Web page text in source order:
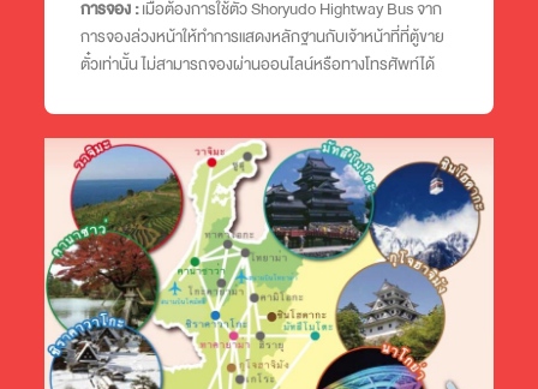
การจอง :เมื่อต้องการใช้ตั๋ว Shoryudo Hightway Bus จาก
การจองล่วงหน้าให้ทำการแสดงหลักฐานกับเจ้าหน้าที่ที่ตู้ขาย
ตั๋วเท่านั้น ไม่สามารถจองผ่านออนไลน์หรือทางโทรศัพท์ได้